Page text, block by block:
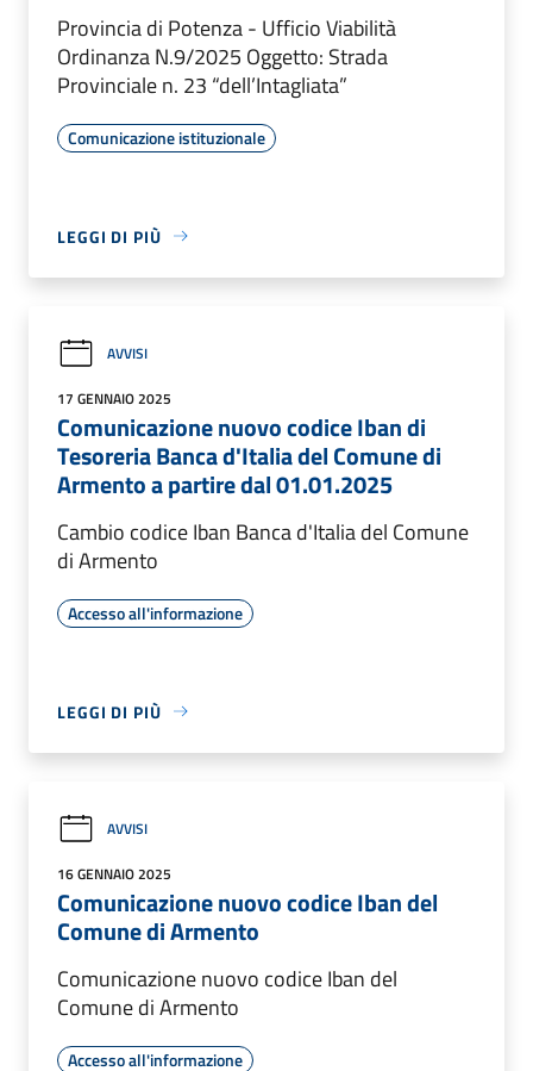
Provincia di Potenza - Ufficio Viabilità
Ordinanza N.9/2025 Oggetto: Strada
Provinciale n. 23 “dell’Intagliata”
Comunicazione istituzionale
LEGGI DI PIÙ
AVVISI
17 GENNAIO 2025
Comunicazione nuovo codice Iban di
Tesoreria Banca d'Italia del Comune di
Armento a partire dal 01.01.2025
Cambio codice Iban Banca d'Italia del Comune
di Armento
Accesso all'informazione
LEGGI DI PIÙ
AVVISI
16 GENNAIO 2025
Comunicazione nuovo codice Iban del
Comune di Armento
Comunicazione nuovo codice Iban del
Comune di Armento
Accesso all'informazione